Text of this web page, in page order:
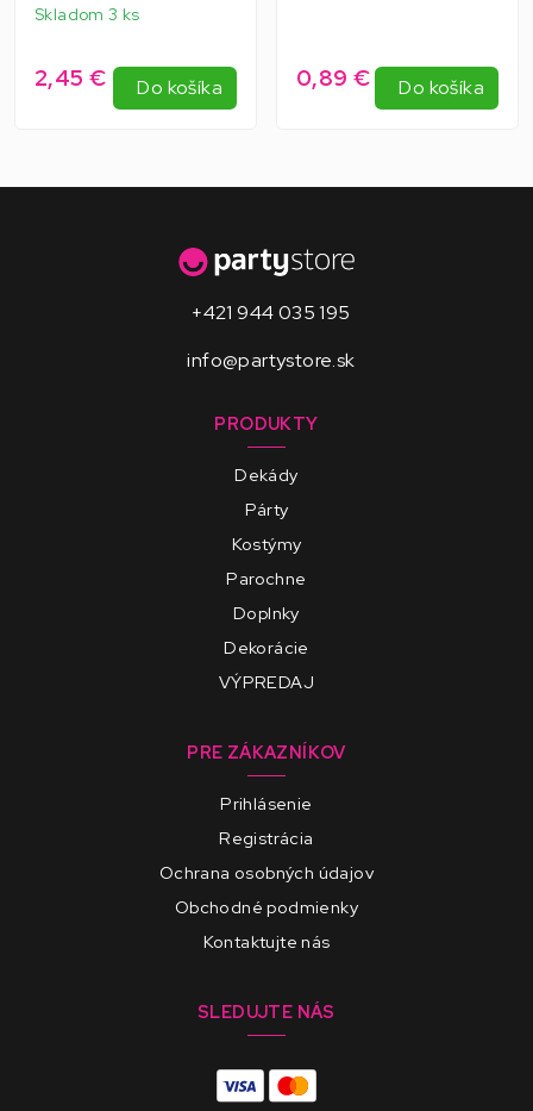
Skladom 3 ks
2,45 € Do košíka 0,89 € Do košíka
+421 944 035 195
info@partystore.sk
PRODUKTY
Dekády
Párty
Kostýmy
Parochne
Doplnky
Dekorácie
VÝPREDAJ
PRE ZÁKAZNÍKOV
Prihlásenie
Registrácia
Ochrana osobných údajov
Obchodné podmienky
Kontaktujte nás
SLEDUJTE NÁS